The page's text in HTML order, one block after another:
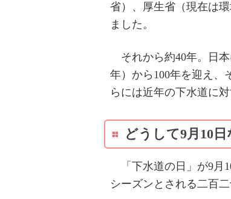
省）、厚生省（現在は
ました。
それから約40年。日本
年）から100年を迎え、
らには近年の下水道に
どうして9月10
「下水道の日」が9月
シーズンとされる二百